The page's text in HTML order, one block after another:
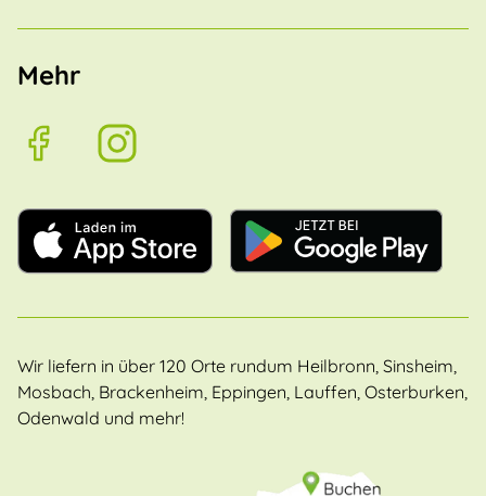
Mehr
Wir liefern in über 120 Orte rundum Heilbronn, Sinsheim,
Mosbach, Brackenheim, Eppingen, Lauffen, Osterburken,
Odenwald und mehr!